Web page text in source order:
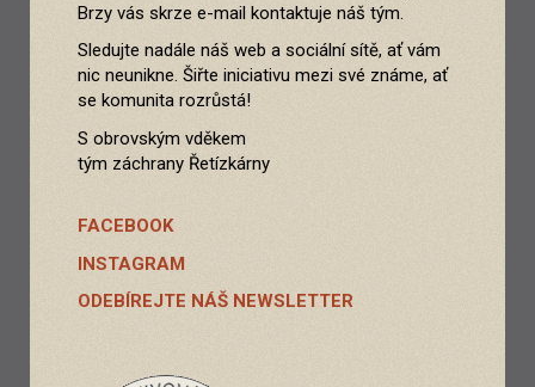
Brzy vás skrze e-mail kontaktuje náš tým.
Sledujte nadále náš web a sociální sítě, ať vám
nic neunikne. Šiřte iniciativu mezi své známe, ať
se komunita rozrůstá!
S obrovským vděkem
tým záchrany Řetízkárny
FACEBOOK
INSTAGRAM
ODEBÍREJTE NÁŠ NEWSLETTER